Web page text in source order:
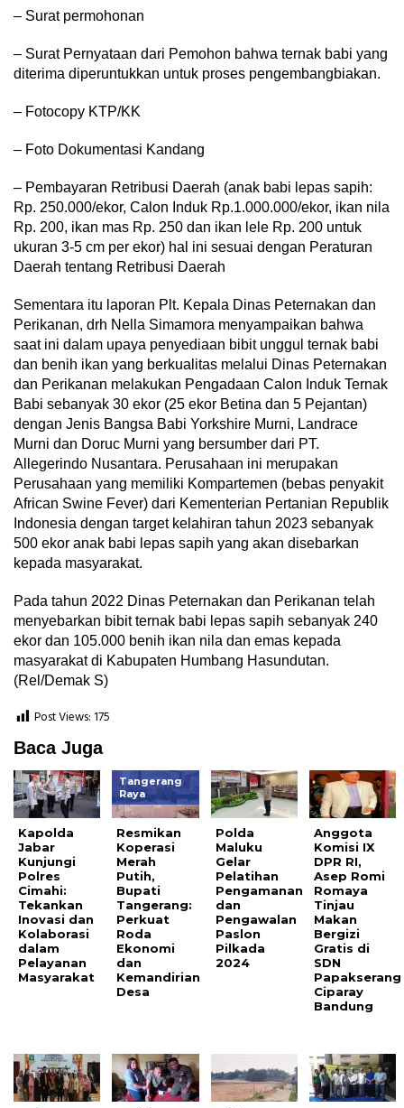
– Surat permohonan
– Surat Pernyataan dari Pemohon bahwa ternak babi yang
diterima diperuntukkan untuk proses pengembangbiakan.
– Fotocopy KTP/KK
– Foto Dokumentasi Kandang
– Pembayaran Retribusi Daerah (anak babi lepas sapih:
Rp. 250.000/ekor, Calon Induk Rp.1.000.000/ekor, ikan nila
Rp. 200, ikan mas Rp. 250 dan ikan lele Rp. 200 untuk
ukuran 3-5 cm per ekor) hal ini sesuai dengan Peraturan
Daerah tentang Retribusi Daerah
Sementara itu laporan Plt. Kepala Dinas Peternakan dan
Perikanan, drh Nella Simamora menyampaikan bahwa
saat ini dalam upaya penyediaan bibit unggul ternak babi
dan benih ikan yang berkualitas melalui Dinas Peternakan
dan Perikanan melakukan Pengadaan Calon Induk Ternak
Babi sebanyak 30 ekor (25 ekor Betina dan 5 Pejantan)
dengan Jenis Bangsa Babi Yorkshire Murni, Landrace
Murni dan Doruc Murni yang bersumber dari PT.
Allegerindo Nusantara. Perusahaan ini merupakan
Perusahaan yang memiliki Kompartemen (bebas penyakit
African Swine Fever) dari Kementerian Pertanian Republik
Indonesia dengan target kelahiran tahun 2023 sebanyak
500 ekor anak babi lepas sapih yang akan disebarkan
kepada masyarakat.
Pada tahun 2022 Dinas Peternakan dan Perikanan telah
menyebarkan bibit ternak babi lepas sapih sebanyak 240
ekor dan 105.000 benih ikan nila dan emas kepada
masyarakat di Kabupaten Humbang Hasundutan.
(Rel/Demak S)
Post Views: 175
Baca Juga
Kapolda
Jabar
Kunjungi
Polres
Cimahi:
Tekankan
Inovasi dan
Kolaborasi
dalam
Pelayanan
Masyarakat
Tangerang
Raya
Resmikan
Koperasi
Merah
Putih,
Bupati
Tangerang:
Perkuat
Roda
Ekonomi
dan
Kemandirian
Desa
Polda
Maluku
Gelar
Pelatihan
Pengamanan
dan
Pengawalan
Paslon
Pilkada
2024
Anggota
Komisi IX
DPR RI,
Asep Romi
Romaya
Tinjau
Makan
Bergizi
Gratis di
SDN
Papakserang
Ciparay
Bandung